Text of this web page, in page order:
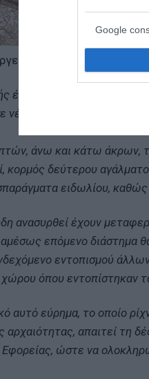
Google
Πολιτισμού αναφέρει
έρευνας στη συμβολή
ευρήματα.
άνω και κάτω άκρων,
κορμός δεύτερου
ειδωλίου,
ανασυρθεί έχουν
επόμενο διάστημα
εντοπισμού
όπου εντοπίστηκαν
αυτό εύρημα, το οποίο
αρχαιότητας, απαιτεί τη
ώστε να